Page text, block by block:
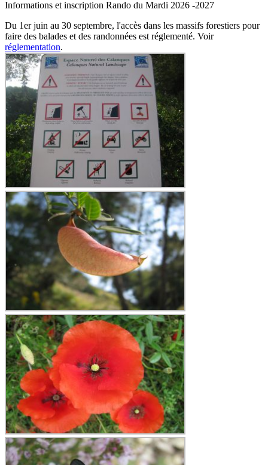
Informations et inscription Rando du Mardi 2026 -2027
Du 1er juin au 30 septembre, l'accès dans les massifs forestiers pour
faire des balades et des randonnées est réglementé. Voir
réglementation.